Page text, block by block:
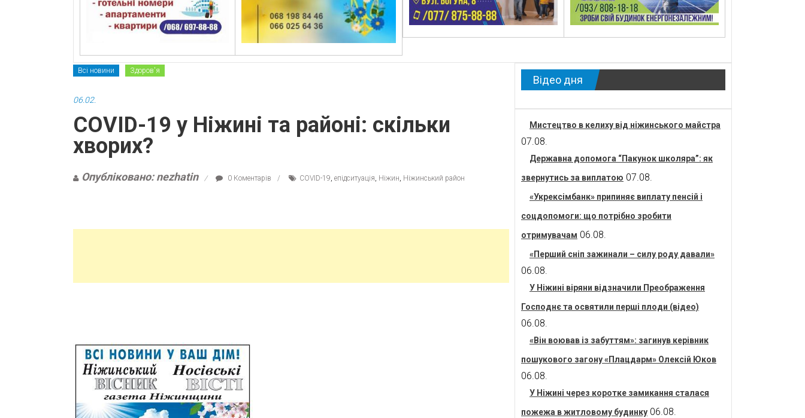
Всі новини Здоров'я
06.02.
COVID-19 у Ніжині та районі: скільки
хворих?
Опубліковано: nezhatin 0 Коментарів COVID-19 епідситуація Ніжин Ніжинський район
Відео дня
Мистецтво в келиху від ніжинського майстра
07.08.
Державна допомога “Пакунок школяра”: як
звернутись за виплатою 07.08.
«Укрексімбанк» припиняє виплату пенсій і
соцдопомоги: що потрібно зробити
отримувачам 06.08.
«Перший сніп зажинали – силу роду давали»
06.08.
У Ніжині віряни відзначили Преображення
Господнє та освятили перші плоди (відео)
06.08.
«Він воював із забуттям»: загинув керівник
пошукового загону «Плацдарм» Олексій Юков
06.08.
У Ніжині через коротке замикання сталася
пожежа в житловому будинку 06.08.